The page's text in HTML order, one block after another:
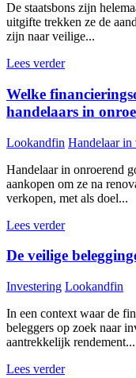
De staatsbons zijn
uitgifte trekken ze de
zijn naar veilige...
Lees verder
Welke
handelaars in
Lookandfin Handelaar in
Handelaar in onroerend
aankopen om ze na
verkopen, met als doel...
Lees verder
De veilige
Investering Lookandfin
In een context waar de
beleggers op zoek naar
aantrekkelijk rendement...
Lees verder